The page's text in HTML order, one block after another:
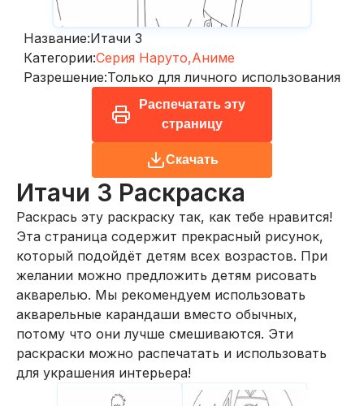
Название:Итачи 3
Категории:Серия Наруто,Аниме
Разрешение:Только для личного использования
Распечатать эту
страницу
Скачать
Итачи 3 Раскраска
Раскрась эту раскраску так, как тебе нравится!
Эта страница содержит прекрасный рисунок,
который подойдёт детям всех возрастов. При
желании можно предложить детям рисовать
акварелью. Мы рекомендуем использовать
акварельные карандаши вместо обычных,
потому что они лучше смешиваются. Эти
раскраски можно распечатать и использовать
для украшения интерьера!